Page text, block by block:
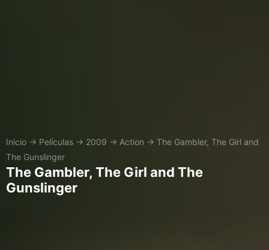
Inicio → Películas → 2009 → Action → The Gambler, The Girl and
The Gunslinger
The Gambler, The Girl and The
Gunslinger